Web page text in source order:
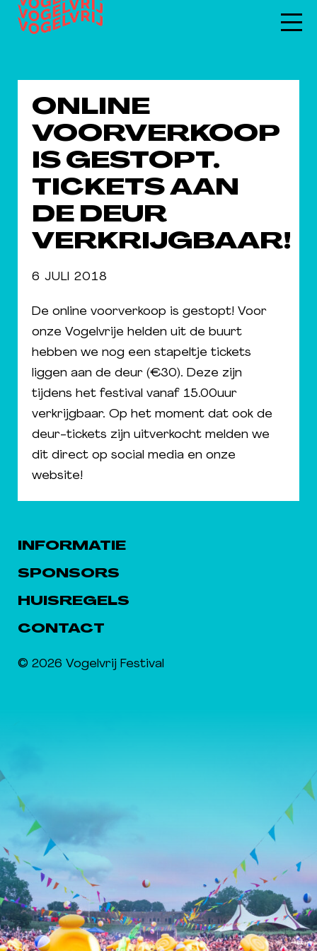
ONLINE
VOORVERKOOP
IS GESTOPT.
TICKETS AAN
DE DEUR
VERKRIJGBAAR!
6 JULI 2018
De online voorverkoop is gestopt! Voor
onze Vogelvrije helden uit de buurt
hebben we nog een stapeltje tickets
liggen aan de deur (€30). Deze zijn
tijdens het festival vanaf 15.00uur
verkrijgbaar. Op het moment dat ook de
deur-tickets zijn uitverkocht melden we
dit direct op social media en onze
website!
INFORMATIE
SPONSORS
HUISREGELS
CONTACT
© 2026 Vogelvrij Festival